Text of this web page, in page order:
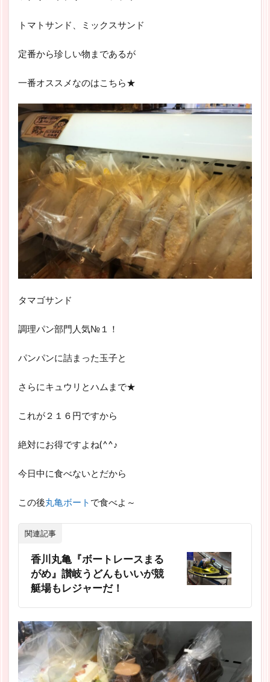
トマトサンド、ミックスサンド
定番から珍しい物まであるが
一番オススメなのはこちら★
タマゴサンド
調理パン部門人気№１！
パンパンに詰まった玉子と
さらにキュウリとハムまで★
これが２１６円ですから
絶対にお得ですよね(^^♪
今日中に食べないとだから
この後丸亀ボート で食べよ～
関連記事
香川丸亀『ボートレースまる
がめ』讃岐うどんもいいが競
艇場もレジャーだ！